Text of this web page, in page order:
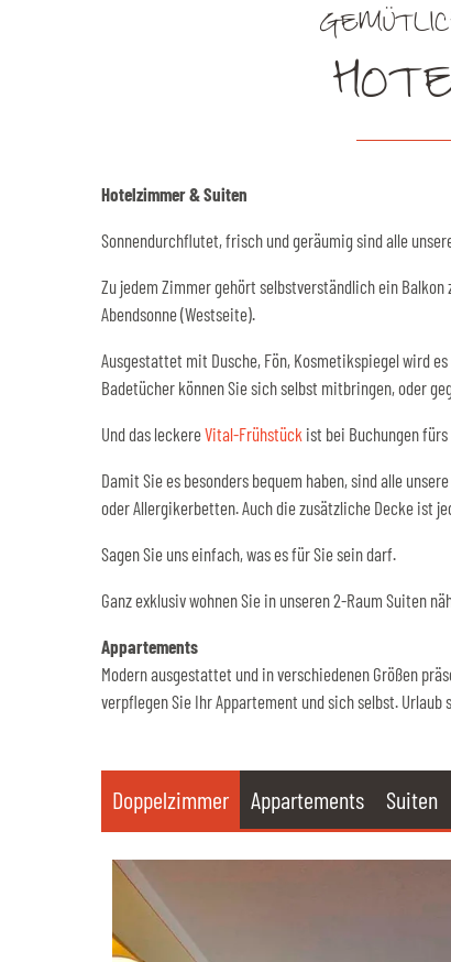
Hotelzimmer & Suiten
Sonnendurchflutet, frisch und geräumig sind alle
Zu jedem Zimmer gehört selbstverständlich ein
Abendsonne (Westseite).
Ausgestattet mit Dusche, Fön, Kosmetikspiegel wird
Badetücher können Sie sich selbst mitbringen, oder
Und das leckereVital-Frühstück ist bei Buchungen
Damit Sie es besonders bequem haben, sind alle
oder Allergikerbetten. Auch die zusätzliche Decke ist
Sagen Sie uns einfach, was es für Sie sein darf.
Ganz exklusiv wohnen Sie in unseren 2-Raum Suiten
Appartements
Modern ausgestattet und in verschiedenen Größen
verpflegen Sie Ihr Appartement und sich selbst. Urlaub
Doppelzimmer Appartements Suiten